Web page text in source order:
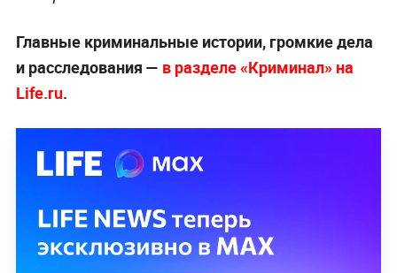
Главные криминальные истории, громкие дела
и расследования — в разделе «Криминал» на
Life.ru.